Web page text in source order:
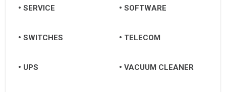
SERVICE SOFTWARE
SWITCHES TELECOM
UPS VACUUM CLEANER